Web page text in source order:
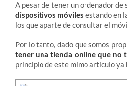
A pesar de tener un ordenador de
dispositivos móviles estando en
los que aparte de consultar el
Por lo tanto, dado que somos
tener una tienda online que no
principio de este mimo articulo ya